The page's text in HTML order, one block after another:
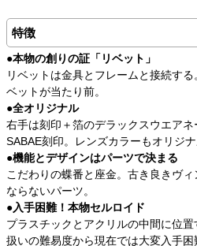
特徴
●本物の創りの証「リベット」
リベットは金具とフレームと接続す
ベットが当たり前。
●全オリジナル
右手は刻印＋箔のデラックスウエア
SABAE刻印。レンズカラーもオリジナ
●機能とデザインはパーツで決まる
こだわりの蝶番と座金。古き良きヴ
ならないパーツ。
●入手困難！本物セルロイド
プラスチックとアクリルの中間に位
扱いの難易度から現在では大変入手